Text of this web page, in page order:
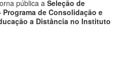
pública a Seleção de
Programa de Consolidação e
a Distância no Instituto